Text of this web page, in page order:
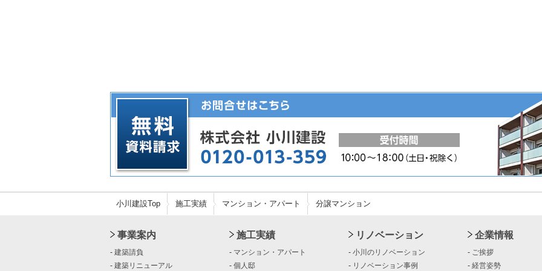
小川建設Top 施工実績 マンション・アパート 分譲マンション
事業案内
- 建築請負
- 建築リニューアル
施工実績
- マンション・アパート
- 個人邸
リノベーション
- 小川のリノベーション
- リノベーション事例
企業情報
- ご挨拶
- 経営姿勢